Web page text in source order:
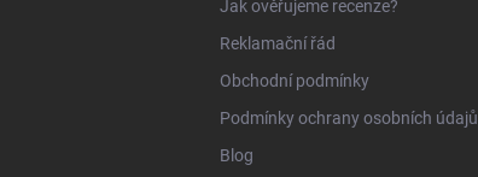
Jak ověřujeme recenze?
Reklamační řád
Obchodní podmínky
Podmínky ochrany osobních údajů
Blog